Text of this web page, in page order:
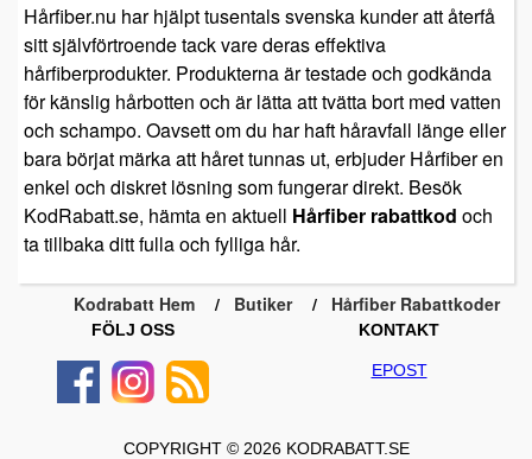
Hårfiber.nu har hjälpt tusentals svenska kunder att återfå
sitt självförtroende tack vare deras effektiva
hårfiberprodukter. Produkterna är testade och godkända
för känslig hårbotten och är lätta att tvätta bort med vatten
och schampo. Oavsett om du har haft håravfall länge eller
bara börjat märka att håret tunnas ut, erbjuder Hårfiber en
enkel och diskret lösning som fungerar direkt. Besök
KodRabatt.se, hämta en aktuell Hårfiber rabattkod och
ta tillbaka ditt fulla och fylliga hår.
Kodrabatt Hem Butiker Hårfiber Rabattkoder
FÖLJ OSS KONTAKT
EPOST
COPYRIGHT © 2026 KODRABATT.SE